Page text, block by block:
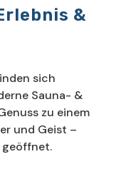
&
sich
Sauna- &
zu einem
und Geist –
geöffnet.